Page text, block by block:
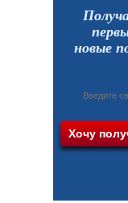
новые